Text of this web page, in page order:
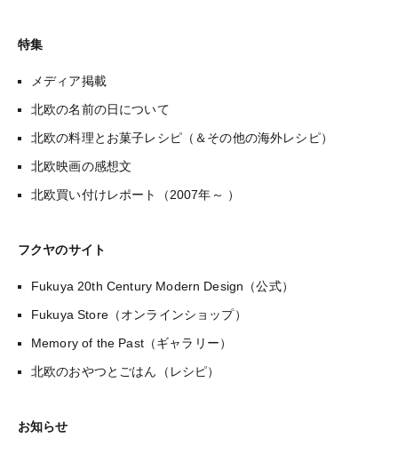
特集
メディア掲載
北欧の名前の日について
北欧の料理とお菓子レシピ（＆その他の海外レシピ）
北欧映画の感想文
北欧買い付けレポート（2007年～ ）
フクヤのサイト
Fukuya 20th Century Modern Design（公式）
Fukuya Store（オンラインショップ）
Memory of the Past（ギャラリー）
北欧のおやつとごはん（レシピ）
お知らせ